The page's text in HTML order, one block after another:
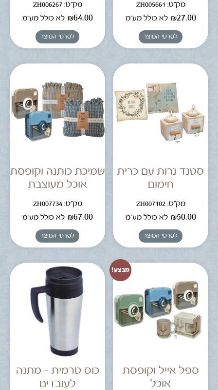
מק"ט: ZH005661
₪27.00 לא כולל מע"מ
לפרטי המוצר
מק"ט: ZH006267
₪64.00 לא כולל מע"מ
לפרטי המוצר
סטנד נרות עם כרית
חימום
מק"ט: ZH007102
₪50.00 לא כולל מע"מ
לפרטי המוצר
שמיכת כותנה וקופסת
אוכל מעוצבת
מק"ט: ZH007734
₪67.00 לא כולל מע"מ
לפרטי המוצר
מבצע!
ספל אייל וקופסת
אוכל
כוס טרמית – מתנה
לעובדים